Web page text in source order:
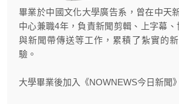
畢業於中國文化大學廣告系，曾在中天
中心兼職4年，負責新聞剪輯、上字幕
與新聞帶傳送等工作，累積了紮實的
驗。
大學畢業後加入《NOWNEWS今日新聞